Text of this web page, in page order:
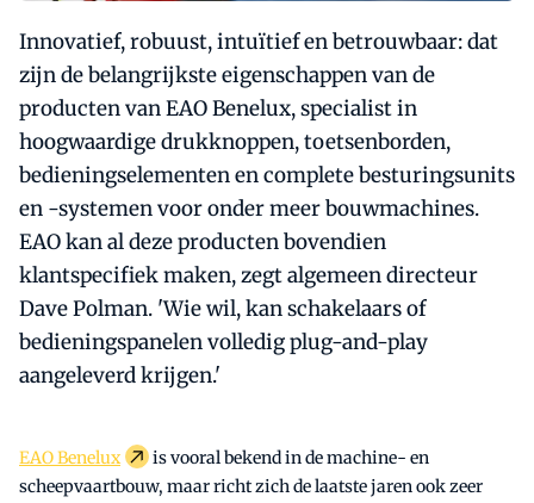
Innovatief, robuust, intuïtief en betrouwbaar: dat
zijn de belangrijkste eigenschappen van de
producten van EAO Benelux, specialist in
hoogwaardige drukknoppen, toetsenborden,
bedieningselementen en complete besturingsunits
en -systemen voor onder meer bouwmachines.
EAO kan al deze producten bovendien
klantspecifiek maken, zegt algemeen directeur
Dave Polman. 'Wie wil, kan schakelaars of
bedieningspanelen volledig plug-and-play
aangeleverd krijgen.'
EAO Benelux
is vooral bekend in de machine- en
scheepvaartbouw, maar richt zich de laatste jaren ook zeer